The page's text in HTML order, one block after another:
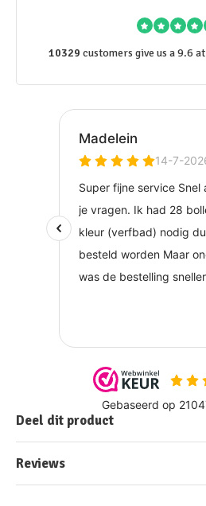
10329 customers give us a 9.6 at
Deel dit product
Reviews